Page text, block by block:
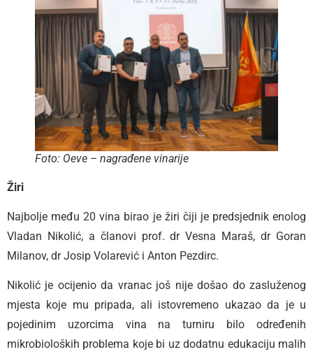
Foto: Oeve – nagrađene vinarije
Žiri
Najbolje među 20 vina birao je žiri čiji je predsjednik enolog
Vladan Nikolić, a članovi prof. dr Vesna Maraš, dr Goran
Milanov, dr Josip Volarević i Anton Pezdirc.
Nikolić je ocijenio da vranac još nije došao do zasluženog
mjesta koje mu pripada, ali istovremeno ukazao da je u
pojedinim uzorcima vina na turniru bilo određenih
mikrobioloških problema koje bi uz dodatnu edukaciju malih